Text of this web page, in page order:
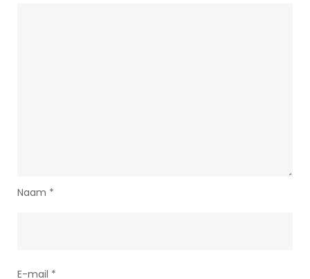
Naam *
E-mail *